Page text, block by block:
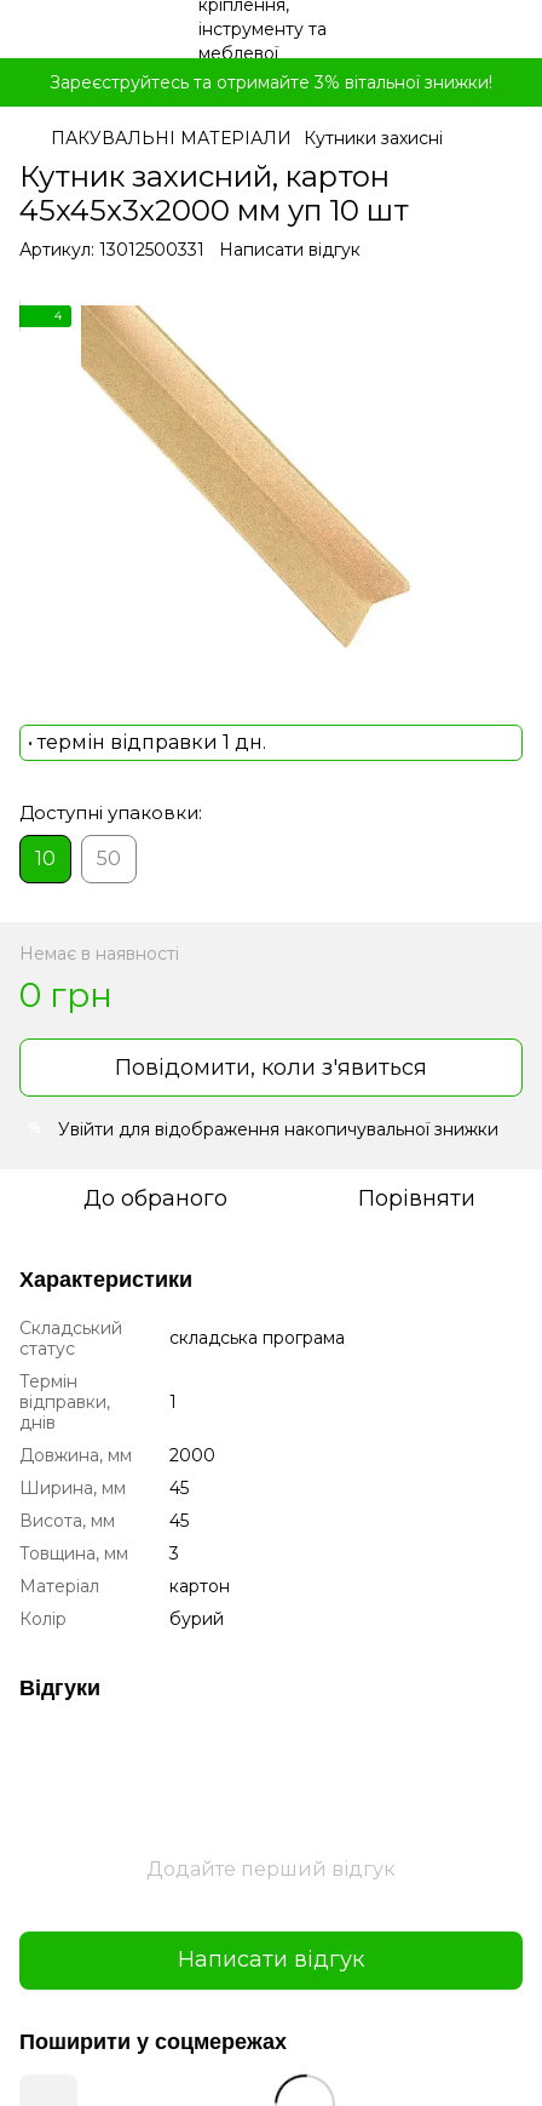
Зареєструйтесь та отримайте 3% вітальної знижки!
ПАКУВАЛЬНІ МАТЕРІАЛИ Кутники захисні
Кутник захисний, картон
45x45x3x2000 мм уп 10 шт
Артикул: 13012500331 Написати відгук
4
• термін відправки 1 дн.
Доступні упаковки:
10
50
Немає в наявності
0 грн
Повідомити, коли з'явиться
Увійти для відображення накопичувальної знижки
До обраного Порівняти
Характеристики
Складський
статус
складська програма
Термін
відправки,
днів
1
Довжина, мм
2000
Ширина, мм
45
Висота, мм
45
Товщина, мм
3
Матеріал
картон
Колір
бурий
Відгуки
Додайте перший відгук
Написати відгук
Поширити у соцмережах